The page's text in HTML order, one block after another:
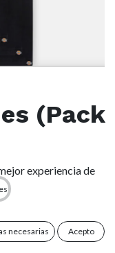
(Pack
varios días a la
color:
experiencia de
necesarias Acepto